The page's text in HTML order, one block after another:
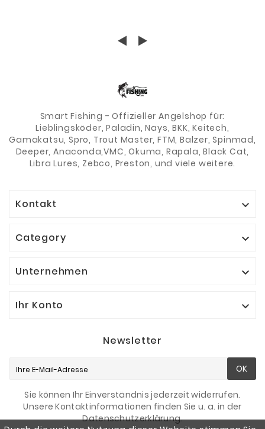
Smart Fishing - Offizieller Angelshop für:
Lieblingsköder, Paladin, Nays, BKK, Keitech,
Gamakatsu, Spro, Trout Master, FTM, Balzer, Spinmad,
Deeper, Anaconda,VMC, Okuma, Rapala, Black Cat,
Libra Lures, Zebco, Preston, und viele weitere.
Kontakt 
Category 
Unternehmen 
Ihr Konto 
Newsletter
OK
Sie können Ihr Einverständnis jederzeit widerrufen.
Unsere Kontaktinformationen finden Sie u. a. in der
Datenschutzerklärung.